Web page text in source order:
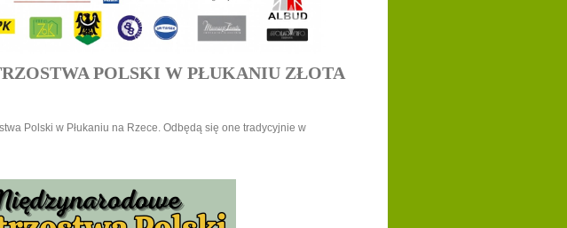
POLSKI W PŁUKANIU ZŁOTA
Polski w Płukaniu na Rzece. Odbędą się one tradycyjnie w